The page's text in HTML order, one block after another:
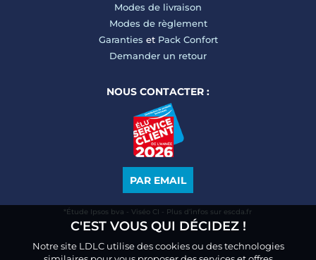
Modes de livraison
Modes de règlement
Garanties et Pack Confort
Demander un retour
NOUS CONTACTER :
PAR EMAIL
*Étude Ipsos bva - Viséo CI - Plus d’infos sur escda.fr
C'EST VOUS QUI DÉCIDEZ !
Notre site LDLC utilise des cookies ou des technologies